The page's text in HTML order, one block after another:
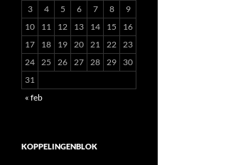
3
4 5 6 7 8
9
10
11 12 13 14 15
16
17
18 19 20 21 22
23
24
25 26 27 28 29
30
31
« feb
KOPPELINGENBLOK